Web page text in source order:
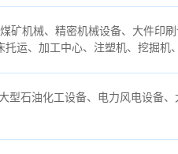
矿机械、精密机械设备、大件印
托运、加工中心、注塑机、挖掘
型石油化工设备、电力风电设备